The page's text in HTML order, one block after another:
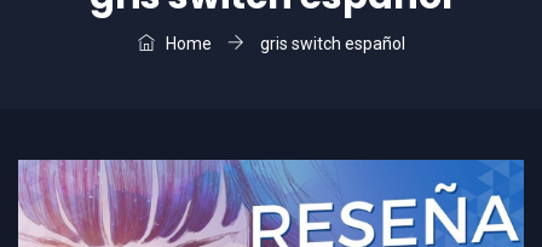
Home gris switch español